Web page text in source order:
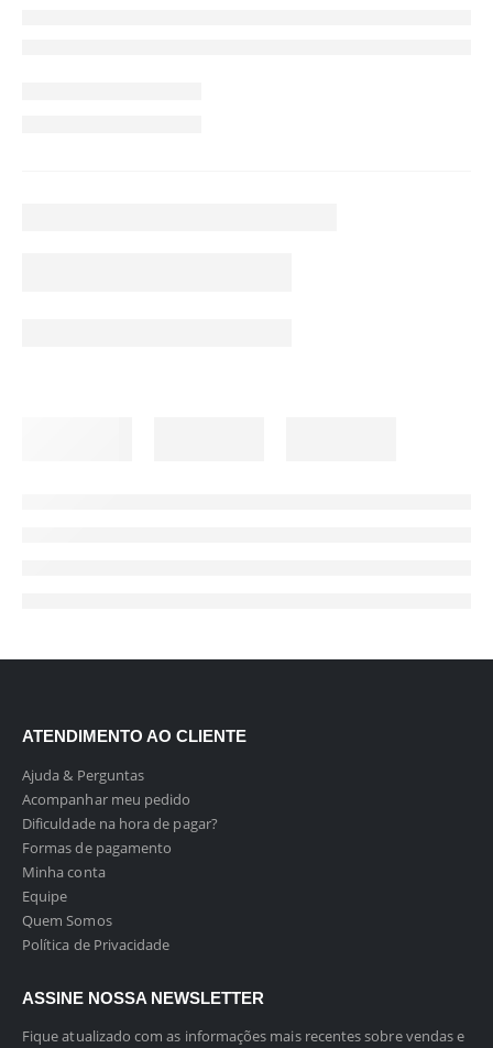
ATENDIMENTO AO CLIENTE
Ajuda & Perguntas
Acompanhar meu pedido
Dificuldade na hora de pagar?
Formas de pagamento
Minha conta
Equipe
Quem Somos
Política de Privacidade
ASSINE NOSSA NEWSLETTER
Fique atualizado com as informações mais recentes sobre vendas e